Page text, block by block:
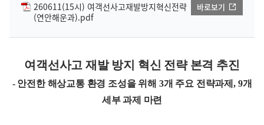
260611(15시) 여객선사고재발방지혁신전략
(연안해운과).pdf
바로보기
여객선사고 재발 방지 혁신 전략 본격 추진
- 안전한 해상교통 환경 조성을 위해 3개 주요 전략과제, 9개
세부 과제 마련